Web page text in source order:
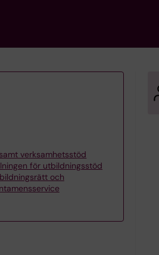
verksamhetsstöd
för utbildningsstöd
och